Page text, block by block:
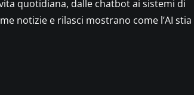
quotidiana, dalle chatbot ai sistemi di
notizie e rilasci mostrano come l’AI stia